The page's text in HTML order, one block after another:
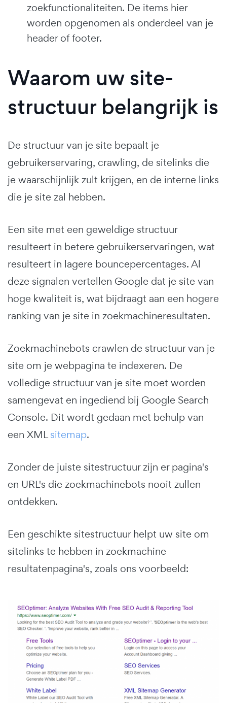
zoekfunctionaliteiten. De items hier
worden opgenomen als onderdeel van je
header of footer.
Waarom uw site-
structuur belangrijk is
De structuur van je site bepaalt je
gebruikerservaring, crawling, de sitelinks die
je waarschijnlijk zult krijgen, en de interne links
die je site zal hebben.
Een site met een geweldige structuur
resulteert in betere gebruikerservaringen, wat
resulteert in lagere bouncepercentages. Al
deze signalen vertellen Google dat je site van
hoge kwaliteit is, wat bijdraagt aan een hogere
ranking van je site in zoekmachineresultaten.
Zoekmachinebots crawlen de structuur van je
site om je webpagina te indexeren. De
volledige structuur van je site moet worden
samengevat en ingediend bij Google Search
Console. Dit wordt gedaan met behulp van
een XMLsitemap.
Zonder de juiste sitestructuur zijn er pagina's
en URL's die zoekmachinebots nooit zullen
ontdekken.
Een geschikte sitestructuur helpt uw site om
sitelinks te hebben in zoekmachine
resultatenpagina's, zoals ons voorbeeld: